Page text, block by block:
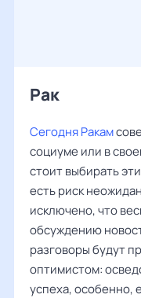
Рак ‌‌
Сегодня Ракам
социуме или в
стоит выбирать
есть риск
исключено, что
обсуждению
разговоры будут
оптимистом:
успеха, особенно,